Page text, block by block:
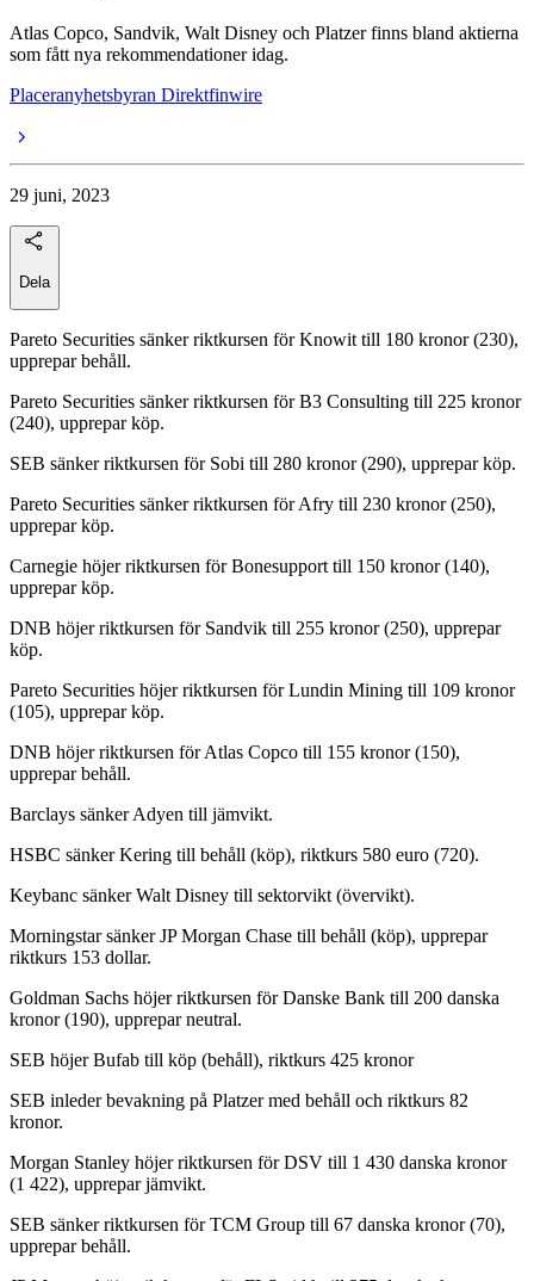
Atlas Copco, Sandvik, Walt Disney och Platzer finns bland aktierna
som fått nya rekommendationer idag.
Placeranyhetsbyran Direktfinwire
29 juni, 2023
Dela
Pareto Securities sänker riktkursen för Knowit till 180 kronor (230),
upprepar behåll.
Pareto Securities sänker riktkursen för B3 Consulting till 225 kronor
(240), upprepar köp.
SEB sänker riktkursen för Sobi till 280 kronor (290), upprepar köp.
Pareto Securities sänker riktkursen för Afry till 230 kronor (250),
upprepar köp.
Carnegie höjer riktkursen för Bonesupport till 150 kronor (140),
upprepar köp.
DNB höjer riktkursen för Sandvik till 255 kronor (250), upprepar
köp.
Pareto Securities höjer riktkursen för Lundin Mining till 109 kronor
(105), upprepar köp.
DNB höjer riktkursen för Atlas Copco till 155 kronor (150),
upprepar behåll.
Barclays sänker Adyen till jämvikt.
HSBC sänker Kering till behåll (köp), riktkurs 580 euro (720).
Keybanc sänker Walt Disney till sektorvikt (övervikt).
Morningstar sänker JP Morgan Chase till behåll (köp), upprepar
riktkurs 153 dollar.
Goldman Sachs höjer riktkursen för Danske Bank till 200 danska
kronor (190), upprepar neutral.
SEB höjer Bufab till köp (behåll), riktkurs 425 kronor
SEB inleder bevakning på Platzer med behåll och riktkurs 82
kronor.
Morgan Stanley höjer riktkursen för DSV till 1 430 danska kronor
(1 422), upprepar jämvikt.
SEB sänker riktkursen för TCM Group till 67 danska kronor (70),
upprepar behåll.